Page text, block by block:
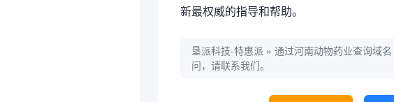
新最权威的指导和帮助。
垦派科技-特惠派 » 通过河南动物药业查询域名
问，请联系我们。